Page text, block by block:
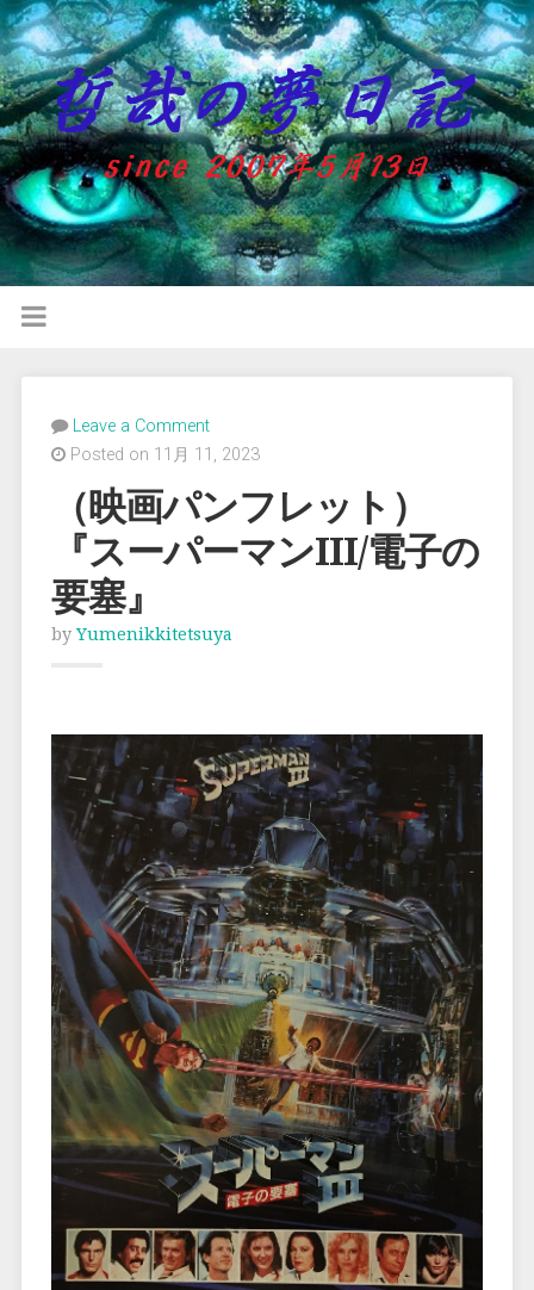
Leave a Comment
Posted on 11月 11, 2023
（映画パンフレット）
『スーパーマンIII/電子の
要塞』
byYumenikkitetsuya